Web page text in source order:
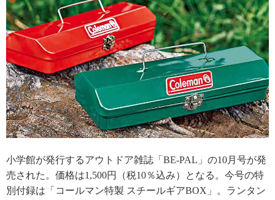
小学館が発行するアウトドア雑誌「BE-PAL」の10月号が発
売された。価格は1,500円（税10％込み）となる。今号の特
別付録は「コールマン特製 スチールギアBOX」。ランタン